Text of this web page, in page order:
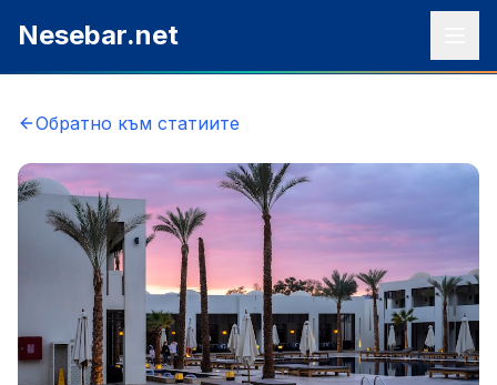
Nesebar.net
Обратно към статиите